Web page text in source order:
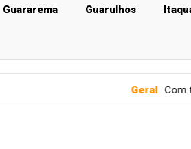
Guararema Guarulhos
Com fim da greve,